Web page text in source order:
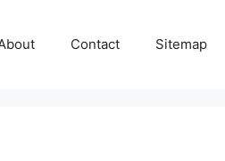
Contact Sitemap